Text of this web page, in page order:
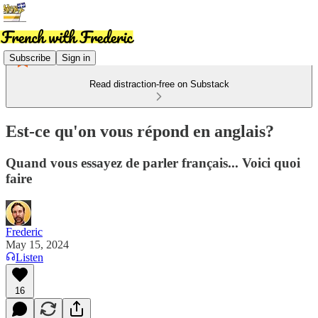
Subscribe Sign in
Read distraction-free on Substack
Est-ce qu'on vous répond en anglais?
Quand vous essayez de parler français... Voici quoi
faire
Frederic
May 15, 2024
Listen
16